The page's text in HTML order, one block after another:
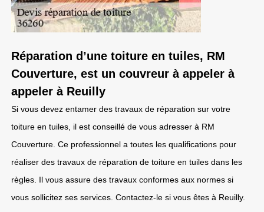
Réparation d’une toiture en tuiles, RM
Couverture, est un couvreur à appeler à
appeler à Reuilly
Si vous devez entamer des travaux de réparation sur votre
toiture en tuiles, il est conseillé de vous adresser à RM
Couverture. Ce professionnel a toutes les qualifications pour
réaliser des travaux de réparation de toiture en tuiles dans les
règles. Il vous assure des travaux conformes aux normes si
vous sollicitez ses services. Contactez-le si vous êtes à Reuilly.